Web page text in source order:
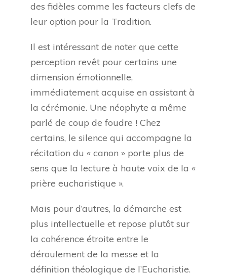
des fidèles comme les facteurs clefs de
leur option pour la Tradition.
Il est intéressant de noter que cette
perception revêt pour certains une
dimension émotionnelle,
immédiatement acquise en assistant à
la cérémonie. Une néophyte a même
parlé de coup de foudre ! Chez
certains, le silence qui accompagne la
récitation du « canon » porte plus de
sens que la lecture à haute voix de la «
prière eucharistique ».
Mais pour d’autres, la démarche est
plus intellectuelle et repose plutôt sur
la cohérence étroite entre le
déroulement de la messe et la
définition théologique de l’Eucharistie.